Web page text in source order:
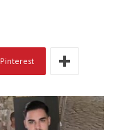
Pinterest